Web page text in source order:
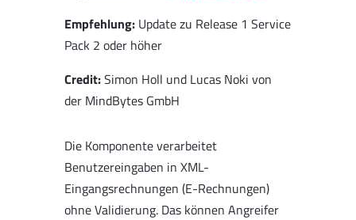
Empfehlung:Update zu Release 1 Service
Pack 2 oder höher
Credit:Simon Holl und Lucas Noki von
der MindBytes GmbH
Die Komponente verarbeitet
Benutzereingaben in XML-
Eingangsrechnungen (E-Rechnungen)
ohne Validierung. Das können Angreifer